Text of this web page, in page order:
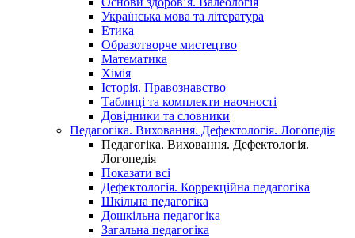
Українська мова та література
Етика
Образотворче мистецтво
Математика
Хімія
Історія. Правознавство
Таблиці та комплекти наочності
Довідники та словники
Педагогіка. Виховання. Дефектологія. Логопедія
Педагогіка. Виховання. Дефектологія.
Логопедія
Показати всі
Дефектологія. Коррекційна педагогіка
Шкільна педагогіка
Дошкільна педагогіка
Загальна педагогіка